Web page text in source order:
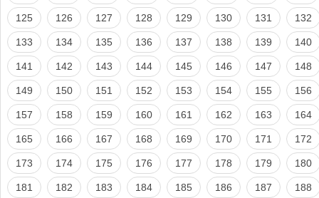
125 126 127 128 129 130 131 132
133 134 135 136 137 138 139 140
141 142 143 144 145 146 147 148
149 150 151 152 153 154 155 156
157 158 159 160 161 162 163 164
165 166 167 168 169 170 171 172
173 174 175 176 177 178 179 180
181 182 183 184 185 186 187 188